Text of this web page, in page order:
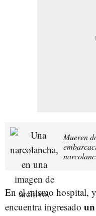
Mueren
En el mismo hospital,
encuentra ingresado